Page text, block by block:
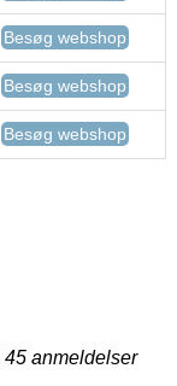
Besøg webshop
Besøg webshop
Besøg webshop
45 anmeldelser